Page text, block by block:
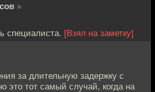
»
специалиста. [Взял на заметку]
за длительную задержку с
это тот самый случай, когда на